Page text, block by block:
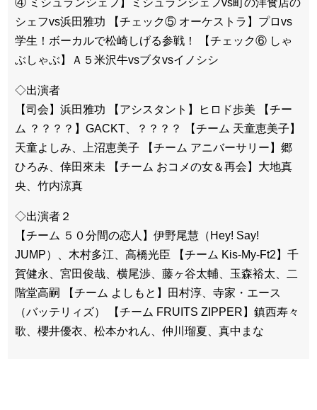
④ ミシュランシェフ】ミシュランシェフvs町の洋食店の
シェフvs浜田雅功 【チェック⑤ オーケストラ】プロvs
学生！ボーカルで松崎しげる参戦！ 【チェック⑥ しゃ
ぶしゃぶ】Ａ５米沢牛vsブタvsイノシシ
◇出演者
【司会】浜田雅功 【アシスタント】ヒロド歩美 【チー
ム ？？？？】GACKT、？？？？ 【チーム 天童恵美子】
天童よしみ、上沼恵美子 【チーム アニバーサリー】郷
ひろみ、倖田來未 【チーム おコメの女＆再会】大地真
央、竹内涼真
◇出演者２
【チーム ５０分間の恋人】伊野尾慧（Hey! Say!
JUMP）、木村多江、高橋光臣 【チーム Kis-My-Ft2】千
賀健永、宮田俊哉、横尾渉、藤ヶ谷太輔、玉森裕太、二
階堂高嗣 【チーム よしもと】田村淳、寺家・エース
（バッテリィズ） 【チーム FRUITS ZIPPER】鎮西寿々
歌、櫻井優衣、松本かれん、仲川瑠夏、真中まな